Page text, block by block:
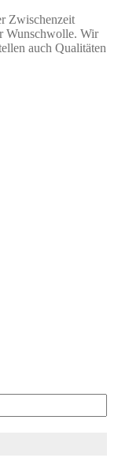
Zwischenzeit
Wunschwolle. Wir
auch Qualitäten